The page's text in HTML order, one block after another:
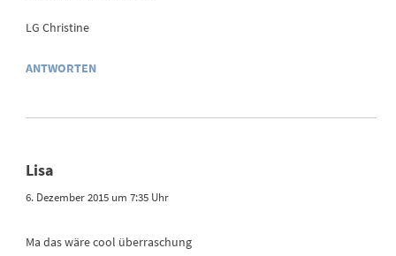
LG Christine
ANTWORTEN
Lisa
6. Dezember 2015 um 7:35 Uhr
Ma das wäre cool überraschung